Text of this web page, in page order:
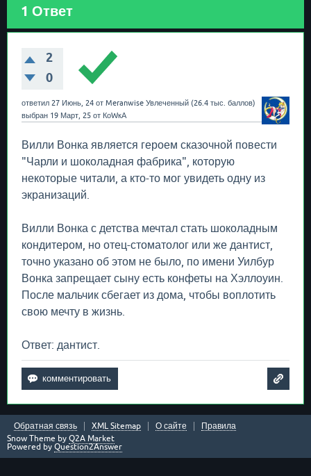
1 Ответ
2
0
ответил 27 Июнь, 24 от Meranwise Увлеченный (26.4 тыс. баллов)
выбран 19 Март, 25 от КоWкА
Вилли Вонка является героем сказочной повести
"Чарли и шоколадная фабрика", которую
некоторые читали, а кто-то мог увидеть одну из
экранизаций.
Вилли Вонка с детства мечтал стать шоколадным
кондитером, но отец-стоматолог или же дантист,
точно указано об этом не было, по имени Уилбур
Вонка запрещает сыну есть конфеты на Хэллоуин.
После мальчик сбегает из дома, чтобы воплотить
свою мечту в жизнь.
Ответ: дантист.
Обратная связь XML Sitemap О сайте
Правила
Snow Theme by Q2A Market
Powered by Question2Answer